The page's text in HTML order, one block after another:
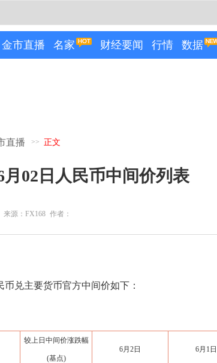
金市直播 名家 财经要闻 行情 数据
直播 >> 正文
月02日人民币中间价列表
来源：FX168 作者：
兑主要货币官方中间价如下：
较上日中间价涨跌幅
(基点)
6月2日 6月1日